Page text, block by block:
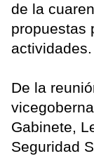
de la
propuestas
actividades.
De la
Gabinete,
Seguridad